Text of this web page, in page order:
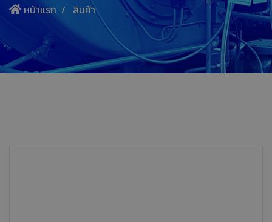
หน้าแรก สินค้า